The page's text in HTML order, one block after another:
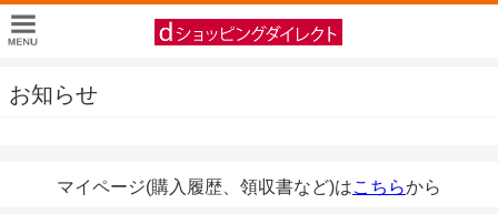
お知らせ
マイページ(購入履歴、領収書など)はこちらから